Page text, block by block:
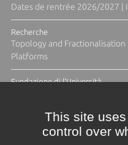
Dates de rentrée 2026/2027 |
Recherche
Topology and
Platforms
Fundazione di l'Università
This site
control over